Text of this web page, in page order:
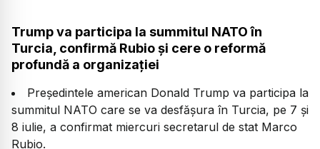
Trump va participa la summitul NATO în
Turcia, confirmă Rubio și cere o reformă
profundă a organizației
Președintele american Donald Trump va participa la
summitul NATO care se va desfășura în Turcia, pe 7 și
8 iulie, a confirmat miercuri secretarul de stat Marco
Rubio.